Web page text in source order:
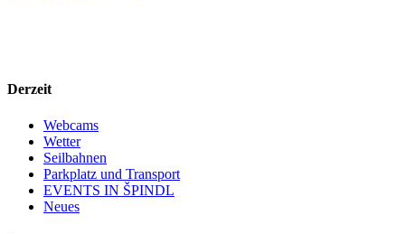
Derzeit
Webcams
Wetter
Seilbahnen
Parkplatz und Transport
EVENTS IN ŠPINDL
Neues